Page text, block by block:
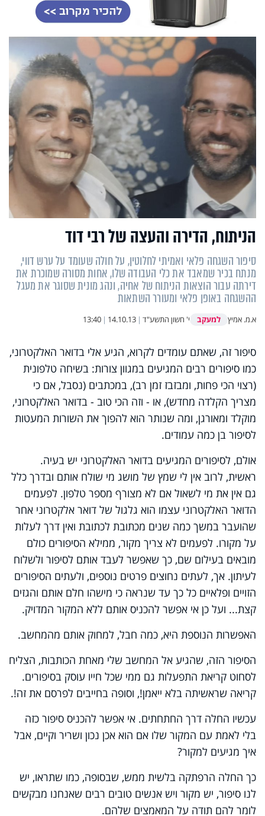
הניתוח, הדירה והעצה של רבי דוד
סיפור השגחה פלאי ואמיתי לחלוטין, על חולה שעומד על ערש דווי,
מנתח בכיר שמאבד את כלי העבודה שלו, אחות מסורה שמוכרת את
דירתה עבור הוצאות הניתוח של אחיה, ונהג מונית שסוגר את מעגל
ההשגחה באופן פלאי ומעורר השתאות
א.מ. אמיץ למעקב י' חשון התשע"ד |
14.10.13
|
13:40
סיפור זה, שאתם עומדים לקרוא, הגיע אלי בדואר האלקטרוני,
כמו סיפורים רבים המגיעים במגוון צורות: בשיחה טלפונית
(רצוי הכי פחות, ומבזבז זמן רב), במכתבים (נסבל, אם כי
מצריך הקלדה מחדש), או - וזה הכי טוב - בדואר האלקטרוני,
מוקלד ומאורגן, ומה שנותר הוא להפוך את השורות המעטות
לסיפור בן כמה עמודים.
אולם, לסיפורים המגיעים בדואר האלקטרוני יש בעיה.
ראשית, לרוב אין לי שמץ של מושג מי שולח אותם ובדרך כלל
גם אין את מי לשאול אם לא מצורף מספר טלפון. לפעמים
הדואר האלקטרוני עצמו הוא גלגול של דואר אלקטרוני אחר
שהועבר במשך כמה שנים מכתובת לכתובת ואין דרך לעלות
על מקורו. לפעמים לא צריך מקור, ממילא הסיפורים כולם
מובאים בעילום שם, כך שאפשר לעבד אותם לסיפור ולשלוח
לעיתון. אך, לעתים נחוצים פרטים נוספים, ולעתים הסיפורים
הזויים ופלאיים כל כך עד שנראה כי מישהו חלם אותם והגזים
קצת... ועל כן אי אפשר להכניס אותם ללא המקור המדויק.
האפשרות הנוספת היא, כמה חבל, למחוק אותם מהמחשב.
הסיפור הזה, שהגיע אל המחשב שלי מאחת הכותבות, הצליח
לסחוט קריאת התפעלות גם ממי שכל חייו עוסק בסיפורים.
קריאה שראשיתה בלא ייאמן!, וסופה בחייבים לפרסם את זה!.
עכשיו החלה דרך החתחתים. אי אפשר להכניס סיפור כזה
בלי לאמת עם המקור שלו אם הוא אכן נכון ושריר וקיים, אבל
איך מגיעים למקור?
כך החלה הרפתקה בלשית ממש, שבסופה, כמו שתראו, יש
לנו סיפור, יש מקור ויש אנשים טובים רבים שאנחנו מבקשים
לומר להם תודה על המאמצים שלהם.